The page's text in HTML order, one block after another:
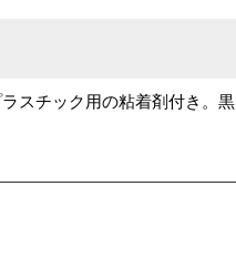
スチック用の粘着剤付き。黒